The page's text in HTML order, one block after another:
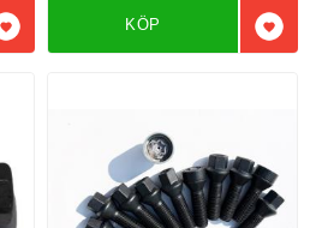
Lägg till i favoriter
KÖP